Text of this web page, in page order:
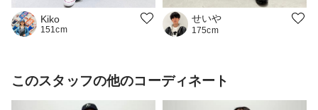
Kiko
151cm
せいや
175cm
このスタッフの他のコーディネート